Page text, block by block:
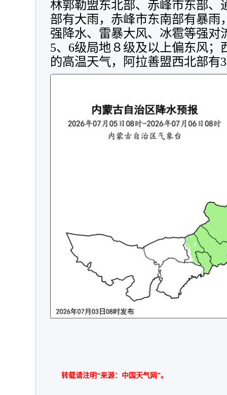
林郭勒盟东北部、赤峰市东部、
部有大雨，赤峰市东南部有暴雨
强降水、雷暴大风、冰雹等强对
5、6级局地８级及以上偏东风
的高温天气，阿拉善盟西北部
转载请注明“来源：中国天气网”。